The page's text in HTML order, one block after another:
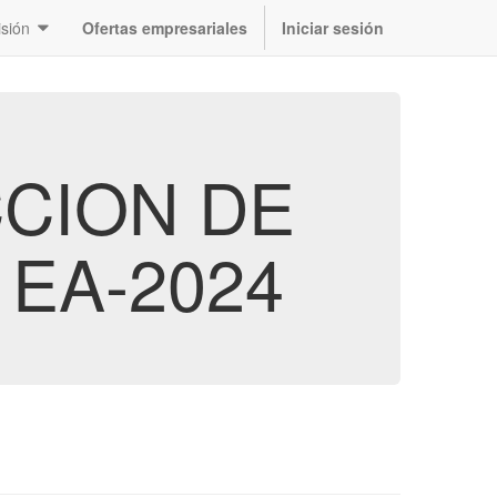
Ofertas empresariales Iniciar sesión
DE
2024